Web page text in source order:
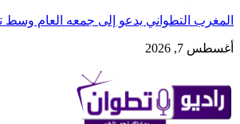
المغرب التطواني يدعو إلى جمعه العام وسط
أغسطس 7, 2026